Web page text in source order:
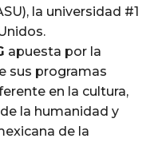
la universidad #1
apuesta por la
sus programas
en la cultura,
la humanidad y
de la